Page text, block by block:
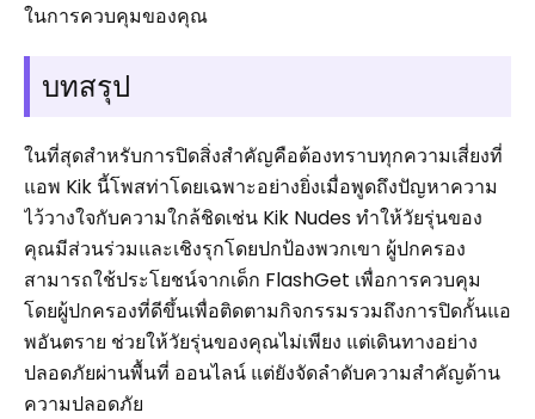
ในการควบคุมของคุณ
บทสรุป
ในที่สุดสำหรับการปิดสิ่งสำคัญคือต้องทราบทุกความเสี่ยงที่
แอพ Kik นี้โพสท่าโดยเฉพาะอย่างยิ่งเมื่อพูดถึงปัญหาความ
ไว้วางใจกับความใกล้ชิดเช่น Kik Nudes ทำให้วัยรุ่นของ
คุณมีส่วนร่วมและเชิงรุกโดยปกป้องพวกเขา ผู้ปกครอง
สามารถใช้ประโยชน์จากเด็ก FlashGet เพื่อการควบคุม
โดยผู้ปกครองที่ดีขึ้นเพื่อติดตามกิจกรรมรวมถึงการปิดกั้นแอ
พอันตราย ช่วยให้วัยรุ่นของคุณไม่เพียง แต่เดินทางอย่าง
ปลอดภัยผ่านพื้นที่ ออนไลน์ แต่ยังจัดลำดับความสำคัญด้าน
ความปลอดภัย